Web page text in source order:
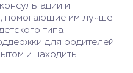
и
помогающие им лучше
типа
для родителей
и находить